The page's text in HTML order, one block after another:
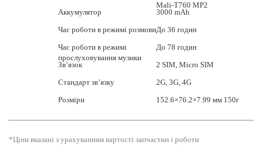
Аккумулятор
Час роботи в режимі розмови
Час роботи в режимі
прослуховування музики
Зв’язок
Стандарт зв’язку
Розміри
Mali-T760 MP2
3000 mAh
До 36 годин
До 78 годин
2 SIM, Micro SIM
2G, 3G, 4G
152.6×76.2×7.99 мм 150г
*Ціни вказані з урахуванням вартості запчастин і роботи